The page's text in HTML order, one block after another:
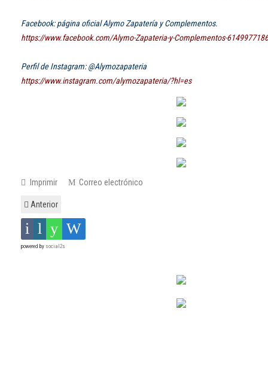
Facebook: página oficial Alymo Zapatería y Complementos.
https://www.facebook.com/Alymo-Zapateria-y-Complementos-
Perfil de Instagram: @Alymozapateria
https://www.instagram.com/alymozapateria/?hl=es
Imprimir Correo electrónico
Anterior
powered by social2s